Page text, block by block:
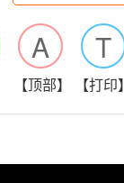
A T
【顶部】 【打印】